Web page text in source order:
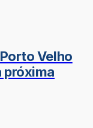
Velho
próxima